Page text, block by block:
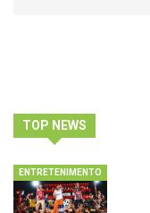
TOP NEWS
ENTRETENIMENTO